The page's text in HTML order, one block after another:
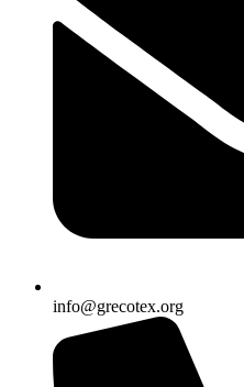
info@grecotex.org